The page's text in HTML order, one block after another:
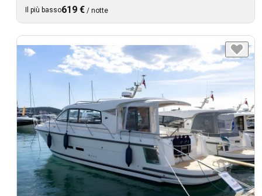
Il più basso619 € / notte